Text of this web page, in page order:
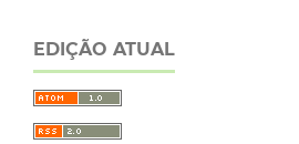
EDIÇÃO ATUAL